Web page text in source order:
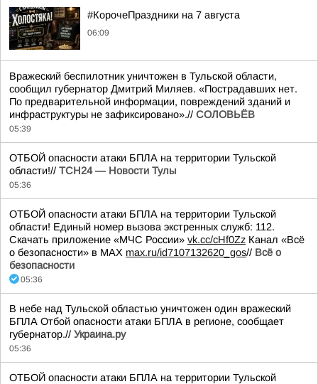
#КорочеПраздники на 7 августа
06:09
Вражеский беспилотник уничтожен в Тульской области,
сообщил губернатор Дмитрий Миляев. «Пострадавших нет.
По предварительной информации, повреждений зданий и
инфраструктуры не зафиксировано».// СОЛОВЬЁВ
05:39
ОТБОЙ опасности атаки БПЛА на территории Тульской
области!// ТСН24 — Новости Тулы
05:36
ОТБОЙ опасности атаки БПЛА на территории Тульской
области! Единый номер вызова экстренных служб: 112.
Скачать приложение «МЧС России» vk.cc/cHf0Zz Канал «Всё
о безопасности» в МАХ max.ru/id7107132620_gos// Всё о
безопасности
05:36
В небе над Тульской областью уничтожен один вражеский
БПЛА Отбой опасности атаки БПЛА в регионе, сообщает
губернатор.// Украина.ру
05:36
ОТБОЙ опасности атаки БПЛА на территории Тульской